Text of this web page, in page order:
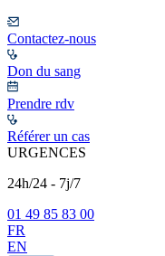
Contactez-nous
Don du sang
Prendre rdv
Référer un cas
URGENCES
24h/24 - 7j/7
01 49 85 83 00
FR
EN